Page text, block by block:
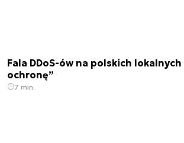
Fala DDoS-ów na polskich lokalnych
ochronę”
7 min.